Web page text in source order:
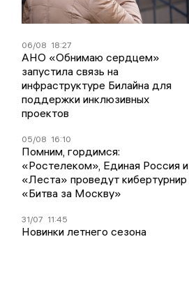
06/08 18:27
АНО «Обнимаю сердцем»
запустила связь на
инфраструктуре Билайна для
поддержки инклюзивных
проектов
05/08 16:10
Помним, гордимся:
«Ростелеком», Единая Россия и
«Леста» проведут кибертурнир
«Битва за Москву»
31/07 11:45
Новинки летнего сезона